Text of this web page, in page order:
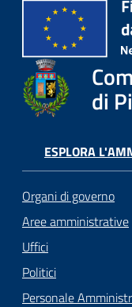
di
ESPLORA
Organi di governo
Aree amministrative
Uffici
Politici
Personale